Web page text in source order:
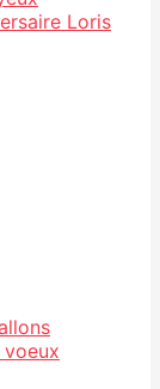
Loris